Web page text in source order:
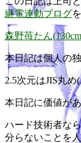
継電連動ブログ
森野苺たん
本日記は個人の
2.5次元はJIS丸め
本日記に価値が
ハード技術者な
分らないことを